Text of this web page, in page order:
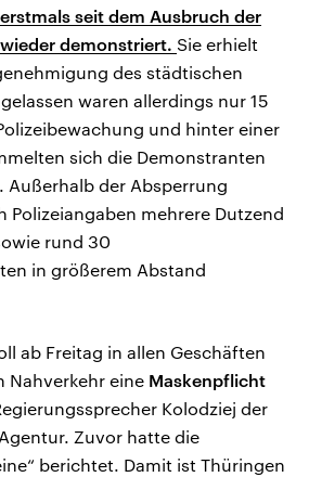
seit dem Ausbruch der
demonstriert. Sie erhielt
des städtischen
waren allerdings nur 15
und hinter einer
sich die Demonstranten
Außerhalb der Absperrung
Polizeiangaben mehrere Dutzend
rund 30
in größerem Abstand
ab Freitag in allen Geschäften
Nahverkehr eine Maskenpflicht
Kolodziej der
Zuvor hatte die
berichtet. Damit ist Thüringen